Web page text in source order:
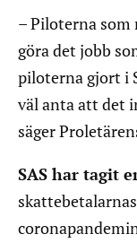
– Piloterna som
göra det jobb
piloterna gjort i
väl anta att det
säger
SAS har tagit